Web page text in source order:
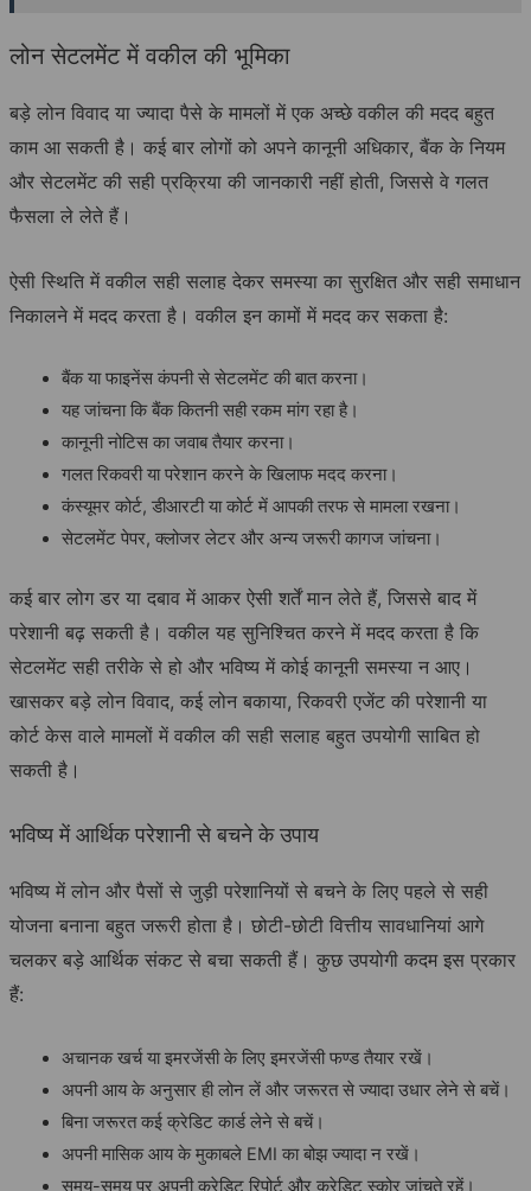
लोन सेटलमेंट में वकील की भूमिका
बड़े लोन विवाद या ज्यादा पैसे के मामलों में एक अच्छे वकील की मदद बहुत
काम आ सकती है। कई बार लोगों को अपने कानूनी अधिकार, बैंक के नियम
और सेटलमेंट की सही प्रक्रिया की जानकारी नहीं होती, जिससे वे गलत
फैसला ले लेते हैं।
ऐसी स्थिति में वकील सही सलाह देकर समस्या का सुरक्षित और सही समाधान
निकालने में मदद करता है। वकील इन कामों में मदद कर सकता है:
बैंक या फाइनेंस कंपनी से सेटलमेंट की बात करना।
यह जांचना कि बैंक कितनी सही रकम मांग रहा है।
कानूनी नोटिस का जवाब तैयार करना।
गलत रिकवरी या परेशान करने के खिलाफ मदद करना।
कंस्यूमर कोर्ट, डीआरटी या कोर्ट में आपकी तरफ से मामला रखना।
सेटलमेंट पेपर, क्लोजर लेटर और अन्य जरूरी कागज जांचना।
कई बार लोग डर या दबाव में आकर ऐसी शर्तें मान लेते हैं, जिससे बाद में
परेशानी बढ़ सकती है। वकील यह सुनिश्चित करने में मदद करता है कि
सेटलमेंट सही तरीके से हो और भविष्य में कोई कानूनी समस्या न आए।
खासकर बड़े लोन विवाद, कई लोन बकाया, रिकवरी एजेंट की परेशानी या
कोर्ट केस वाले मामलों में वकील की सही सलाह बहुत उपयोगी साबित हो
सकती है।
भविष्य में आर्थिक परेशानी से बचने के उपाय
भविष्य में लोन और पैसों से जुड़ी परेशानियों से बचने के लिए पहले से सही
योजना बनाना बहुत जरूरी होता है। छोटी-छोटी वित्तीय सावधानियां आगे
चलकर बड़े आर्थिक संकट से बचा सकती हैं। कुछ उपयोगी कदम इस प्रकार
हैं:
अचानक खर्च या इमरजेंसी के लिए इमरजेंसी फण्ड तैयार रखें।
अपनी आय के अनुसार ही लोन लें और जरूरत से ज्यादा उधार लेने से बचें।
बिना जरूरत कई क्रेडिट कार्ड लेने से बचें।
अपनी मासिक आय के मुकाबले EMI का बोझ ज्यादा न रखें।
समय-समय पर अपनी क्रेडिट रिपोर्ट और क्रेडिट स्कोर जांचते रहें।